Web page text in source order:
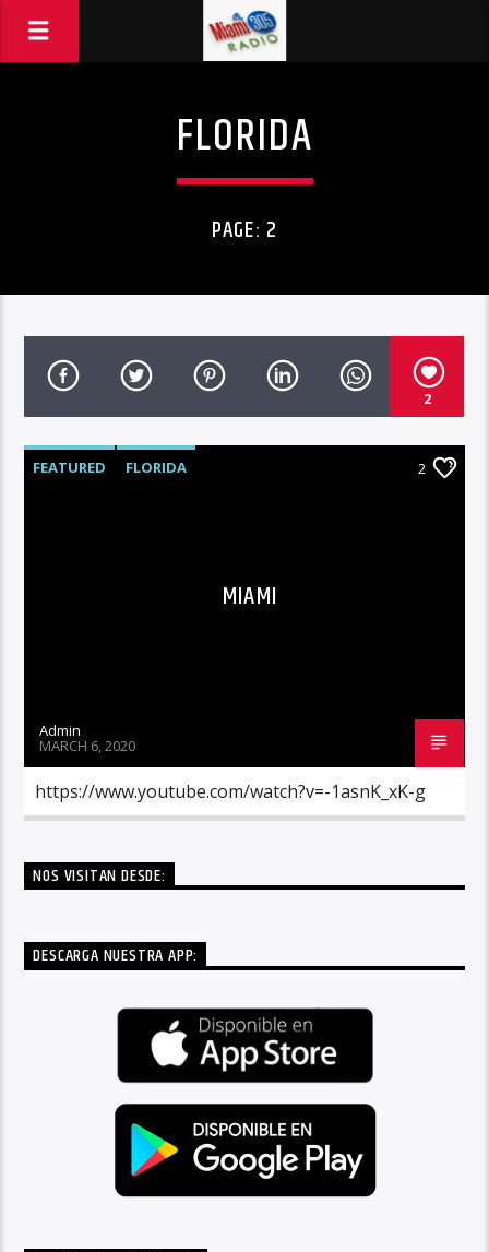
FLORIDA
PAGE: 2
2
FEATURED FLORIDA 2
MIAMI
Admin
MARCH 6, 2020
https://www.youtube.com/watch?v=-1asnK_xK-g
NOS VISITAN DESDE:
DESCARGA NUESTRA APP: